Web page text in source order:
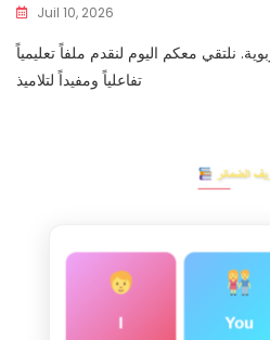
Juil 10, 2026
نلتقي معكم اليوم لنقدم ملفاً تعليمياً
تفاعلياً ومفيداً لتلاميذ